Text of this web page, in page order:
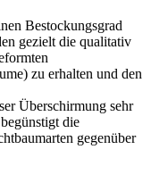
Bestockungsgrad
gezielt die qualitativ
zu erhalten und den
Überschirmung sehr
die
gegenüber